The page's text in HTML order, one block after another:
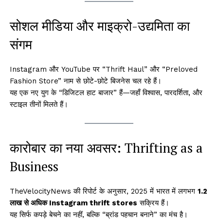
सोशल मीडिया और माइक्रो-उद्यमिता का
संगम
Instagram और YouTube पर “Thrift Haul” और “Preloved
Fashion Store” नाम से छोटे-छोटे बिजनेस चल रहे हैं।
यह एक नए युग के “डिजिटल हाट बाजार” हैं—जहाँ विश्वास, पारदर्शिता, और
स्टाइल तीनों मिलते हैं।
कारोबार का नया अवसर: Thrifting as a
Business
TheVelocityNews की रिपोर्ट के अनुसार, 2025 में भारत में लगभग 1.2
लाख से अधिक Instagram thrift stores सक्रिय हैं।
यह सिर्फ कपड़े बेचने का नहीं, बल्कि “ब्रांड पहचान बनाने” का मंच है।